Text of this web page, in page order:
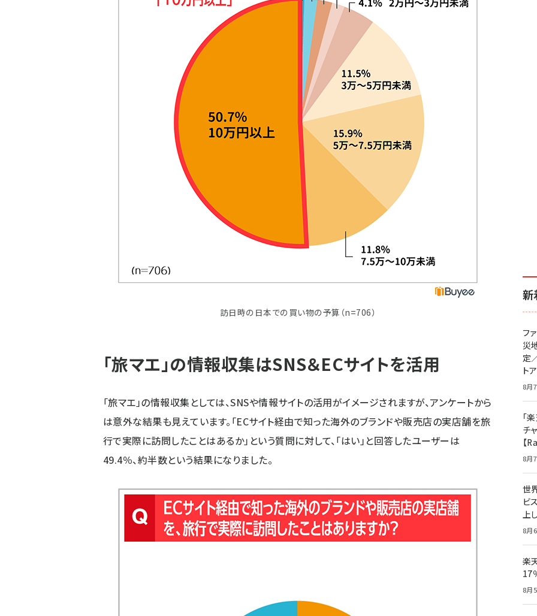
訪日時の日本での買い物の予算（n=706）
「旅マエ」の情報収集はSNS＆ECサイトを活用
「旅マエ」の情報収集としては、SNSや情報サイトの活用がイメージされますが、アンケートから
は意外な結果も見えています。「ECサイト経由で知った海外のブランドや販売店の実店舗を旅
行で実際に訪問したことはあるか」という質問に対して、「はい」と回答したユーザーは
49.4％、約半数という結果になりました。
新
フ
災
定
ト
8月
「
チ
【
8月
世
ビ
上
8月
楽
17
8月